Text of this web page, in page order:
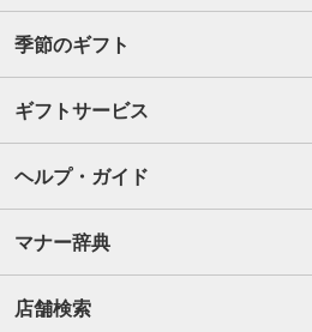
季節のギフト
ギフトサービス
ヘルプ・ガイド
マナー辞典
店舗検索